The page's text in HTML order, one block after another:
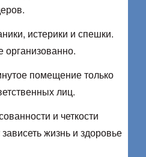
истерики и спешки.
помещение только
лиц.
и четкости
жизнь и здоровье